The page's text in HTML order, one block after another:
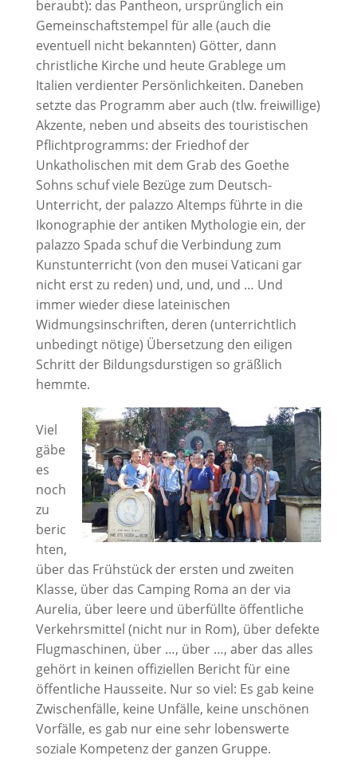
beraubt): das Pantheon, ursprünglich ein
Gemeinschaftstempel für alle (auch die
eventuell nicht bekannten) Götter, dann
christliche Kirche und heute Grablege um
Italien verdienter Persönlichkeiten. Daneben
setzte das Programm aber auch (tlw. freiwillige)
Akzente, neben und abseits des touristischen
Pflichtprogramms: der Friedhof der
Unkatholischen mit dem Grab des Goethe
Sohns schuf viele Bezüge zum Deutsch-
Unterricht, der palazzo Altemps führte in die
Ikonographie der antiken Mythologie ein, der
palazzo Spada schuf die Verbindung zum
Kunstunterricht (von den musei Vaticani gar
nicht erst zu reden) und, und, und … Und
immer wieder diese lateinischen
Widmungsinschriften, deren (unterrichtlich
unbedingt nötige) Übersetzung den eiligen
Schritt der Bildungsdurstigen so gräßlich
hemmte.
Viel
gäbe
es
noch
zu
beric
hten,
über das Frühstück der ersten und zweiten
Klasse, über das Camping Roma an der via
Aurelia, über leere und überfüllte öffentliche
Verkehrsmittel (nicht nur in Rom), über defekte
Flugmaschinen, über …, über …, aber das alles
gehört in keinen offiziellen Bericht für eine
öffentliche Hausseite. Nur so viel: Es gab keine
Zwischenfälle, keine Unfälle, keine unschönen
Vorfälle, es gab nur eine sehr lobenswerte
soziale Kompetenz der ganzen Gruppe.